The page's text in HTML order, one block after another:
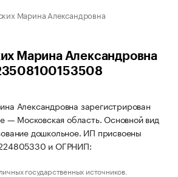
Марина Александровна
Марина Александровна
Александровна зарегистрирован
— Московская область. Основной вид
дошкольное. ИП присвоены
и ОГРНИП:
государственных источников.